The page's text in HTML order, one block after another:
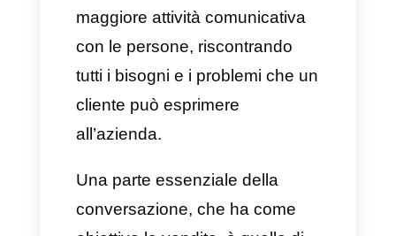
implementare lo strumento
migliore sul mercato.
Che cos’è il flusso di chatbot
Il flusso di chatbot è un
linguaggio o una forma di